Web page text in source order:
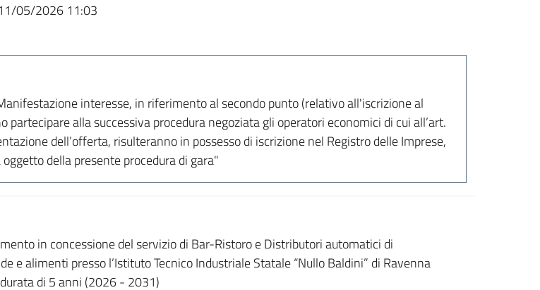
05/2026 11:03
interesse, in riferimento al secondo punto (relativo all'iscrizione al
alla successiva procedura negoziata gli operatori economici di cui all’art.
dell’offerta, risulteranno in possesso di iscrizione nel Registro delle Imprese,
della presente procedura di gara"
del bando
in concessione del servizio di Bar-Ristoro e Distributori automatici di
e alimenti presso l’Istituto Tecnico Industriale Statale “Nullo Baldini” di Ravenna
di 5 anni (2026 - 2031)